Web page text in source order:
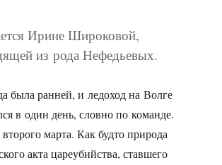
Ирине Широковой,
из рода Нефедьевых.
была ранней, и ледоход на Волге
в один день, словно по команде.
марта. Как будто природа
акта цареубийства, ставшего